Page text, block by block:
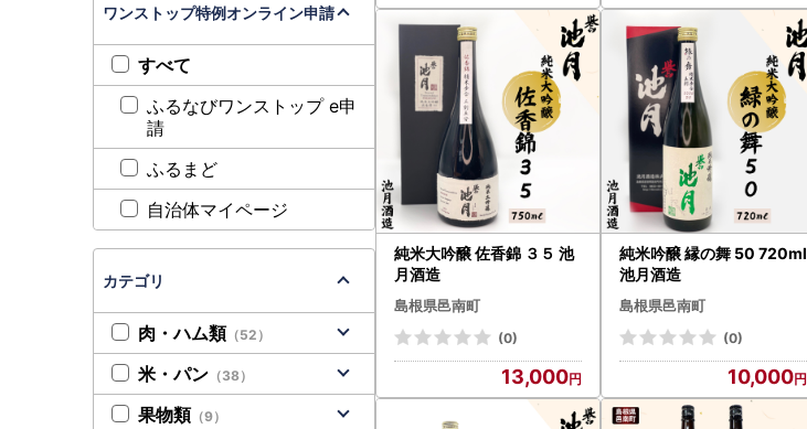
純米大吟醸 佐香錦 ３５ 池
月酒造
島根県邑南町
(0)
13,000
純米吟醸 縁の舞 50 720ml
池月酒造
島根県邑南町
(0)
10,000
ワンストップ特例オンライン申請
すべて
ふるなびワンストップ e申
請
ふるまど
自治体マイページ
カテゴリ
肉・ハム類 （52）
米・パン （38）
果物類 （9）